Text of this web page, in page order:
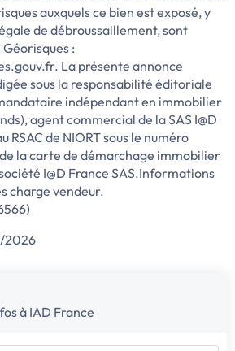
auxquels ce bien est exposé, y
de débroussaillement, sont
:
La présente annonce
sous la responsabilité éditoriale
indépendant en immobilier
agent commercial de la SAS I@D
RSAC de NIORT sous le numéro
la carte de démarchage immobilier
I@D France SAS.Informations
charge vendeur.
2026
à IAD France